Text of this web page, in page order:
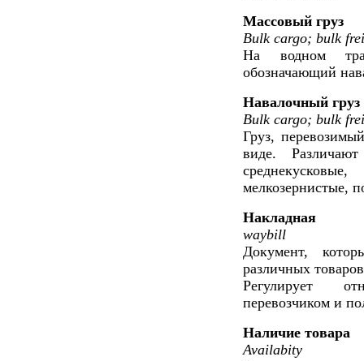
Массовый груз
Bulk cargo; bulk
На водном
обозначающий
Навалочный груз
Bulk cargo; bulk
Груз,
виде.
мелкозернистые,
Накладная
waybill
Документ,
различных
Регулирует
перевозчиком и
Наличие товара
Availabity